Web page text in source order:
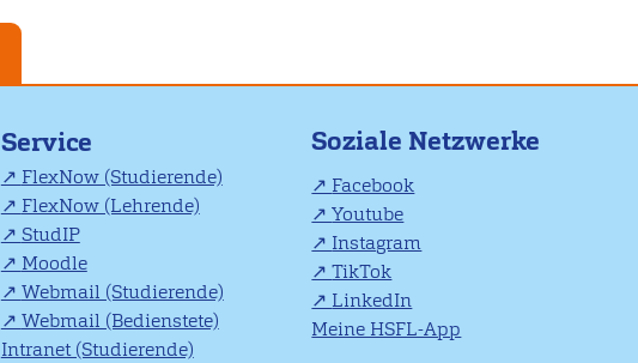
Service
FlexNow (Studierende)
FlexNow (Lehrende)
StudIP
Moodle
Webmail (Studierende)
Webmail (Bedienstete)
Intranet (Studierende)
Soziale Netzwerke
Facebook
Youtube
Instagram
TikTok
LinkedIn
Meine HSFL-App